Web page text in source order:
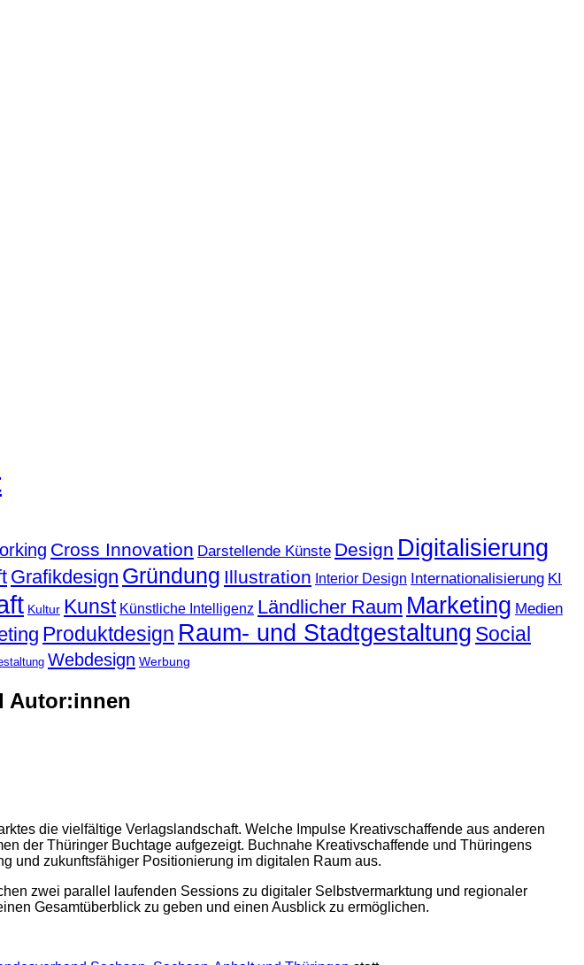
Cross Innovation Darstellende Künste Design Digitalisierung
Grafikdesign Gründung Illustration Interior Design Internationalisierung KI
Kultur Kunst Künstliche Intelligenz Ländlicher Raum Marketing Medien
Produktdesign Raum- und Stadtgestaltung Social
Webdesign Werbung
Autor:innen
die vielfältige Verlagslandschaft. Welche Impulse Kreativschaffende aus anderen
der Thüringer Buchtage aufgezeigt. Buchnahe Kreativschaffende und Thüringens
und zukunftsfähiger Positionierung im digitalen Raum aus.
zwei parallel laufenden Sessions zu digitaler Selbstvermarktung und regionaler
Gesamtüberblick zu geben und einen Ausblick zu ermöglichen.